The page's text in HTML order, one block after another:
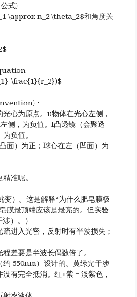
式)
\approx n_2 \theta_2$和角度关
\frac{1}{r_2})$
：
心为原点。u物体在光心左侧，
侧，为负值。f凸透镜（会聚透
负值。
面）为正；球心在左（凹面）为
准呢。
）。这是解释“为什么肥皂膜极
膜最顶端应该是最亮的。但实验
）。）
进入光密，反射时有半波损失；
差要是半波长偶数倍了。
约 550nm）设计的。黄绿光干涉
有完全抵消。红+紫 = 淡紫色，
率液体。